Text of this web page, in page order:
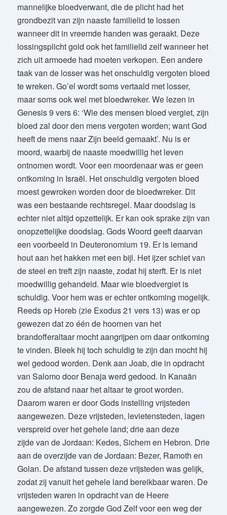
mannelijke bloedverwant, die de plicht had het
grondbezit van zijn naaste familielid te lossen
wanneer dit in vreemde handen was geraakt. Deze
lossingsplicht gold ook het familielid zelf wanneer het
zich uit armoede had moeten verkopen. Een andere
taak van de losser was het onschuldig vergoten bloed
te wreken. Go’el wordt soms vertaald met losser,
maar soms ook wel met bloedwreker. We lezen in
Genesis 9 vers 6: ‘Wie des mensen bloed vergiet, zijn
bloed zal door den mens vergoten worden; want God
heeft de mens naar Zijn beeld gemaakt’. Nu is er
moord, waarbij de naaste moedwillig het leven
ontnomen wordt. Voor een moordenaar was er geen
ontkoming in Israël. Het onschuldig vergoten bloed
moest gewroken worden door de bloedwreker. Dit
was een bestaande rechtsregel. Maar doodslag is
echter niet altijd opzettelijk. Er kan ook sprake zijn van
onopzettelijke doodslag. Gods Woord geeft daarvan
een voorbeeld in Deuteronomium 19. Er is iemand
hout aan het hakken met een bijl. Het ijzer schiet van
de steel en treft zijn naaste, zodat hij sterft. Er is niet
moedwillig gehandeld. Maar wie bloedvergiet is
schuldig. Voor hem was er echter ontkoming mogelijk.
Reeds op Horeb (zie Exodus 21 vers 13) was er op
gewezen dat zo één de hoornen van het
brandofferaltaar mocht aangrijpen om daar ontkoming
te vinden. Bleek hij toch schuldig te zijn dan mocht hij
wel gedood worden. Denk aan Joab, die in opdracht
van Salomo door Benaja werd gedood. In Kanaän
zou de afstand naar het altaar te groot worden.
Daarom waren er door Gods instelling vrijsteden
aangewezen. Deze vrijsteden, levietensteden, lagen
verspreid over het gehele land; drie aan deze
zijde van de Jordaan: Kedes, Sichem en Hebron. Drie
aan de overzijde van de Jordaan: Bezer, Ramoth en
Golan. De afstand tussen deze vrijsteden was gelijk,
zodat zij vanuit het gehele land bereikbaar waren. De
vrijsteden waren in opdracht van de Heere
aangewezen. Zo zorgde God Zelf voor een weg der